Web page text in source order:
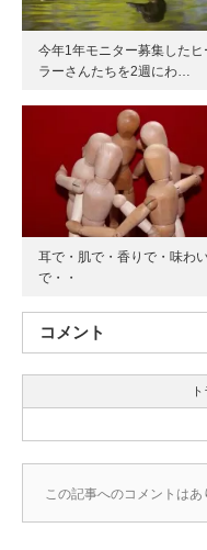
今年1年モニター募集したヒ
ラーさんたちを2週にわ…
耳で・肌で・香りで・味わ
で・・
コメント
この記事へのコメントはあ